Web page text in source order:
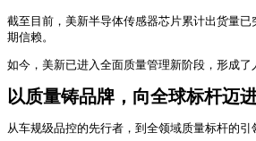
截至目前，美新半导体传感器芯片累计出货量
期信赖。
如今，美新已进入全面质量管理新阶段，形成了
以质量铸品牌， 向全球标杆迈
从车规级品控的先行者，到全领域质量标杆的